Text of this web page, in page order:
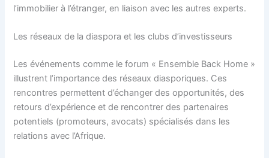
l’immobilier à l’étranger, en liaison avec les autres experts.
Les réseaux de la diaspora et les clubs d’investisseurs
Les événements comme le forum « Ensemble Back Home »
illustrent l’importance des réseaux diasporiques. Ces
rencontres permettent d’échanger des opportunités, des
retours d’expérience et de rencontrer des partenaires
potentiels (promoteurs, avocats) spécialisés dans les
relations avec l’Afrique.